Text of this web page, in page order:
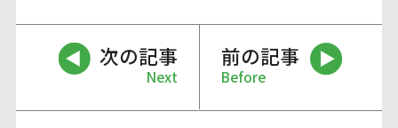
次の記事
Next
前の記事
Before